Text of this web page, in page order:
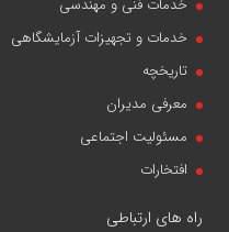
خدمات فنی و مهندسی
خدمات و تجهیزات آزمایشگاهی
تاریخچه
معرفی مدیران
مسئولیت اجتماعی
افتخارات
راه های ارتباطی